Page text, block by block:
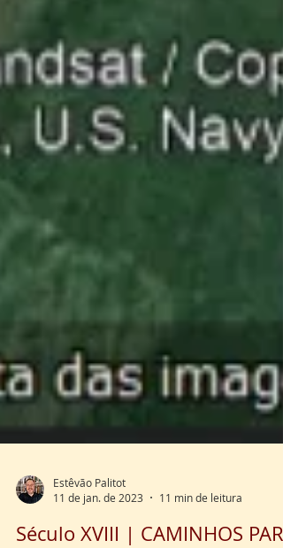
11 de jan. de 2023
11 min de leitura